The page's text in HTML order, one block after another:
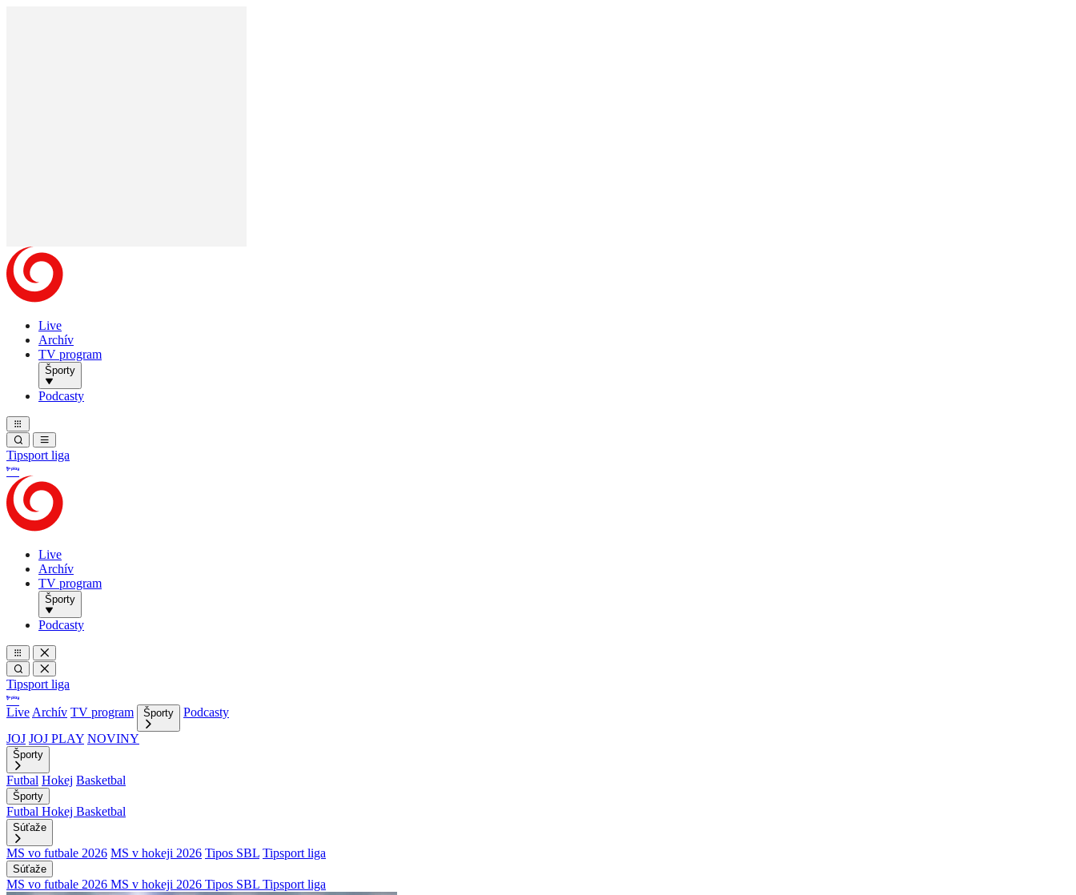
Live
Archív
TV program
Športy
Podcasty
Tipsport liga
Live
Archív
TV program
Športy
Podcasty
Tipsport liga
Live Archív TV program Športy
Podcasty
JOJ JOJ PLAY NOVINY
Športy
Futbal Hokej Basketbal
Športy
Futbal Hokej Basketbal
Súťaže
MS vo futbale 2026 MS v hokeji 2026 Tipos SBL Tipsport liga
Súťaže
MS vo futbale 2026 MS v hokeji 2026 Tipos SBL Tipsport liga